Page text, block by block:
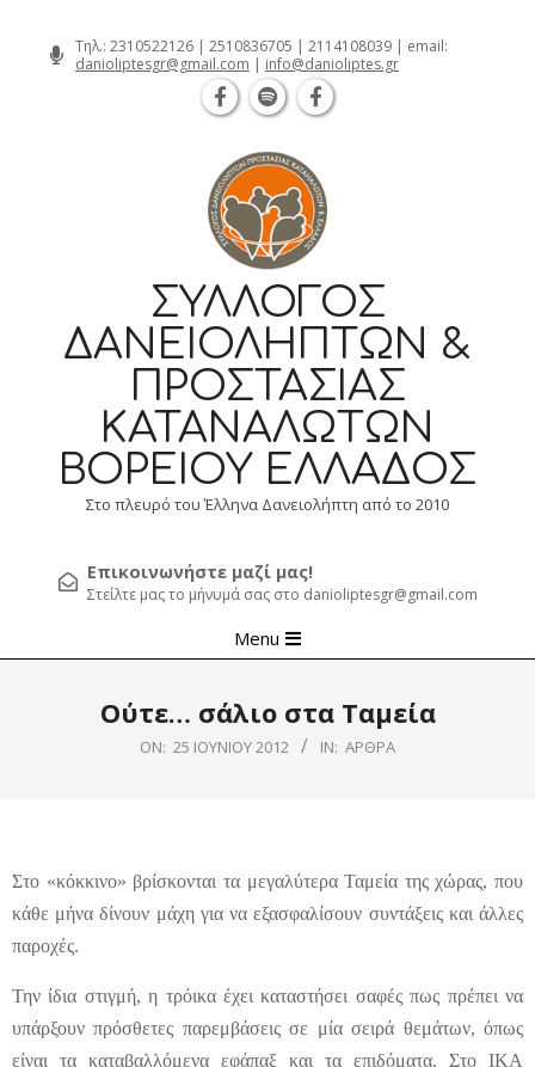
Τηλ.: 2310522126 | 2510836705 | 2114108039 | email:
danioliptesgr@gmail.com | info@danioliptes.gr
ΣΎΛΛΟΓΟΣ
ΔΑΝΕΙΟΛΗΠΤΏΝ &
ΠΡΟΣΤΑΣΊΑΣ
ΚΑΤΑΝΑΛΩΤΏΝ
ΒΟΡΕΊΟΥ ΕΛΛΆΔΟΣ
Στο πλευρό του Έλληνα Δανειολήπτη από το 2010
Επικοινωνήστε μαζί μας!
Στείλτε μας το μήνυμά σας στο danioliptesgr@gmail.com
Navigation
Menu
Ούτε… σάλιο στα Ταμεία
ON: 25 ΙΟΥΝΊΟΥ 2012 IN: ΆΡΘΡΑ
Στο «κόκκινο» βρίσκονται τα μεγαλύτερα Ταμεία της χώρας, που
κάθε μήνα δίνουν μάχη για να εξασφαλίσουν συντάξεις και άλλες
παροχές.
Την ίδια στιγμή, η τρόικα έχει καταστήσει σαφές πως πρέπει να
υπάρξουν πρόσθετες παρεμβάσεις σε μία σειρά θεμάτων, όπως
είναι τα καταβαλλόμενα εφάπαξ και τα επιδόματα.
Στο ΙΚΑ